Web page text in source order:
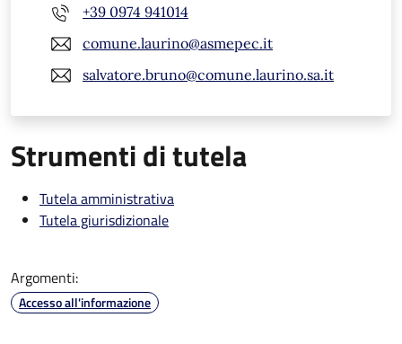
+39 0974 941014
comune.laurino@asmepec.it
salvatore.bruno@comune.laurino.sa.it
Strumenti di tutela
Tutela amministrativa
Tutela giurisdizionale
Argomenti:
Accesso all'informazione